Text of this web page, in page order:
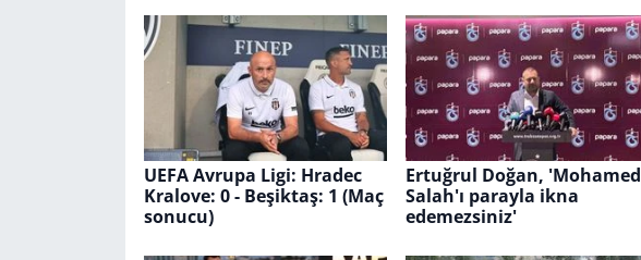
UEFA Avrupa Ligi: Hradec
Kralove: 0 - Beşiktaş: 1 (Maç
sonucu)
Ertuğrul Doğan, 'Mohamed
Salah'ı parayla ikna
edemezsiniz'